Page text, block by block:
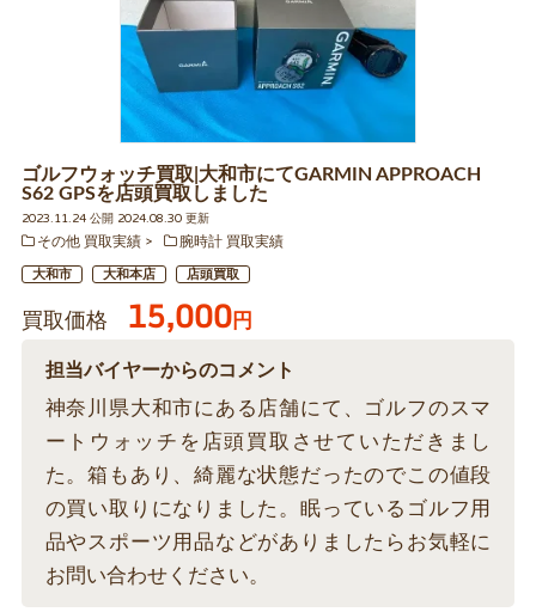
ゴルフウォッチ買取|大和市にてGARMIN APPROACH
S62 GPSを店頭買取しました
2023.11.24 公開 2024.08.30 更新
その他 買取実績
腕時計 買取実績
大和市 大和本店 店頭買取
買取価格 15,000円
担当バイヤーからのコメント
神奈川県大和市にある店舗にて、ゴルフのスマ
ートウォッチを店頭買取させていただきまし
た。箱もあり、綺麗な状態だったのでこの値段
の買い取りになりました。眠っているゴルフ用
品やスポーツ用品などがありましたらお気軽に
お問い合わせください。